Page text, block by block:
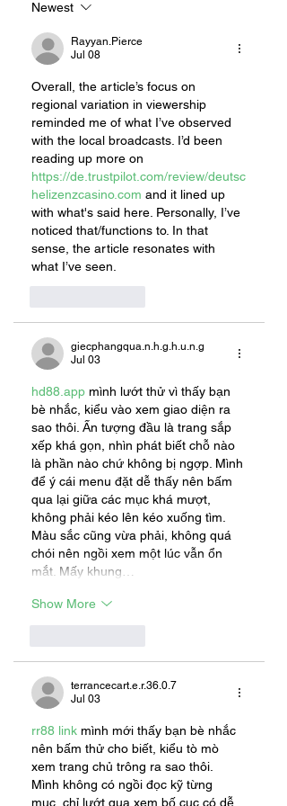
Newest
Rayyan.Pierce
Jul 08
Overall, the article’s focus on
regional variation in viewership
reminded me of what I’ve observed
with the local broadcasts. I’d been
reading up more on
https://de.trustpilot.com/review/deutsc
helizenzcasino.com and it lined up
with what's said here. Personally, I’ve
noticed that/functions to. In that
sense, the article resonates with
what I’ve seen.
giecphangqua.n.h.g.h.u.n.g
Jul 03
hd88.app mình lướt thử vì thấy bạn
bè nhắc, kiểu vào xem giao diện ra
sao thôi. Ấn tượng đầu là trang sắp
xếp khá gọn, nhìn phát biết chỗ nào
là phần nào chứ không bị ngợp. Mình
để ý cái menu đặt dễ thấy nên bấm
qua lại giữa các mục khá mượt,
không phải kéo lên kéo xuống tìm.
Màu sắc cũng vừa phải, không quá
chói nên ngồi xem một lúc vẫn ổn
mắt. Mấy khung…
Show More
terrancecart.e.r.36.0.7
Jul 03
rr88 link mình mới thấy bạn bè nhắc
nên bấm thử cho biết, kiểu tò mò
xem trang chủ trông ra sao thôi.
Mình không có ngồi đọc kỹ từng
mục, chỉ lướt qua xem bố cục có dễ